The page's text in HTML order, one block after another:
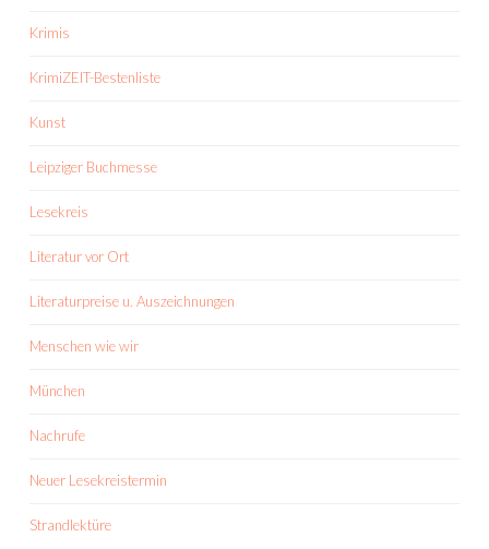
Krimis
KrimiZEIT-Bestenliste
Kunst
Leipziger Buchmesse
Lesekreis
Literatur vor Ort
Literaturpreise u. Auszeichnungen
Menschen wie wir
München
Nachrufe
Neuer Lesekreistermin
Strandlektüre